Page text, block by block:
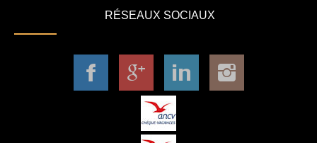
RÉSEAUX SOCIAUX